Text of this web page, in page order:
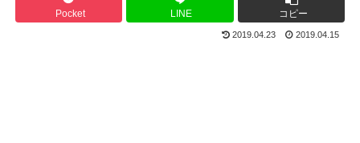
Pocket LINE コピー
2019.04.23 2019.04.15